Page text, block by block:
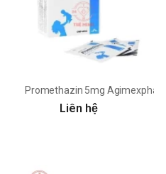
Promethazin 5mg Agimexpharm
Liên hệ